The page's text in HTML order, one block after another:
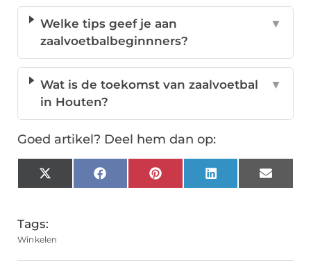
Welke tips geef je aan
zaalvoetbalbeginnners?
▼
Wat is de toekomst van zaalvoetbal
in Houten?
▼
Goed artikel? Deel hem dan op:
X
(Twitter)
FacebookPinterestLinkedInEmail
Tags:
Winkelen